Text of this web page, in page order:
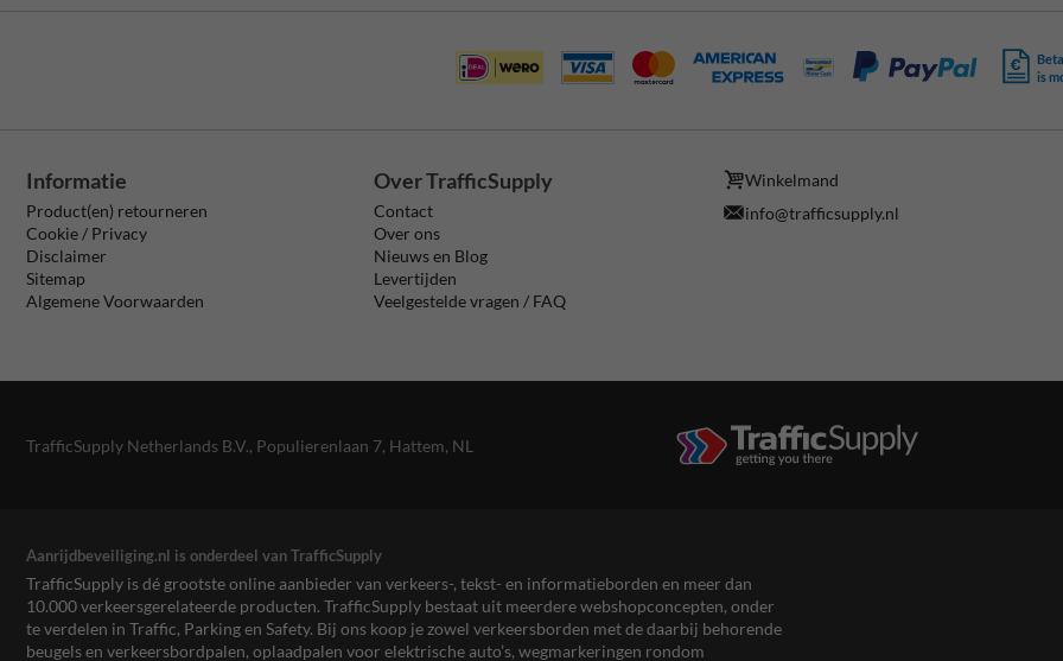
is
Informatie
Product(en) retourneren
Cookie / Privacy
Disclaimer
Sitemap
Algemene Voorwaarden
Over TrafficSupply
Contact
Over ons
Nieuws en Blog
Levertijden
Veelgestelde vragen / FAQ
Winkelmand
info@trafficsupply.nl
TrafficSupply Netherlands B.V., Populierenlaan 7, Hattem, NL
Aanrijdbeveiliging.nl is onderdeel van TrafficSupply
TrafficSupply is dé grootste online aanbieder van verkeers-, tekst- en informatieborden en meer dan
10.000 verkeersgerelateerde producten. TrafficSupply bestaat uit meerdere webshopconcepten, onder
te verdelen in Traffic, Parking en Safety. Bij ons koop je zowel verkeersborden met de daarbij behorende
beugels en verkeersbordpalen, oplaadpalen voor elektrische auto’s, wegmarkeringen rondom